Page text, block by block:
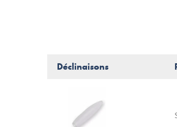
Déclinaisons